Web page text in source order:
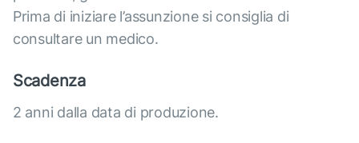
Prima di iniziare l’assunzione si consiglia di
consultare un medico.
Scadenza
2 anni dalla data di produzione.